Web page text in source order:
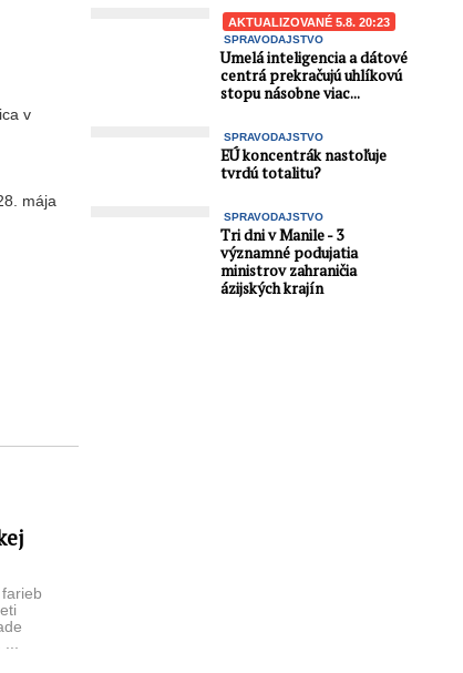
v
mája
...
AKTUALIZOVANÉ 5.8. 20:23
SPRAVODAJSTVO
Umelá inteligencia a dátové
centrá prekračujú uhlíkovú
stopu násobne viac...
SPRAVODAJSTVO
EÚ koncentrák nastoľuje
tvrdú totalitu?
SPRAVODAJSTVO
Tri dni v Manile - 3
významné podujatia
ministrov zahraničia
ázijských krajín